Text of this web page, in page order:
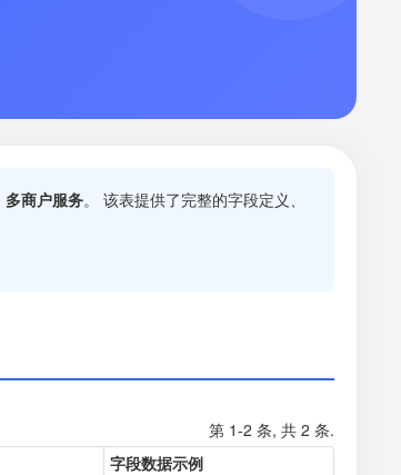
多商户服务。 该表提供了完整的字段定义、
第 1-2 条, 共 2 条.
字段数据示例